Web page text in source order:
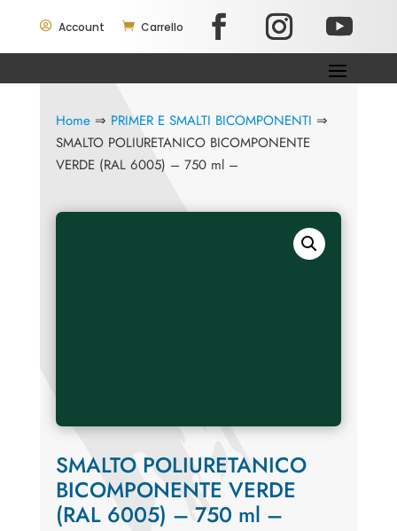
 Account  Carrello
Home⇒ PRIMER E SMALTI BICOMPONENTI ⇒
SMALTO POLIURETANICO BICOMPONENTE
VERDE (RAL 6005) – 750 ml –
SMALTO POLIURETANICO
BICOMPONENTE VERDE
(RAL 6005) – 750 ml –